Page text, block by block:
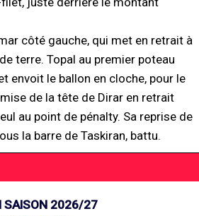
côté gauche, qui met en retrait à
terre. Topal au premier poteau
envoit le ballon en cloche, pour le
de la tête de Dirar en retrait
au point de pénalty. Sa reprise de
la barre de Taskiran, battu.
SAISON 2026/27